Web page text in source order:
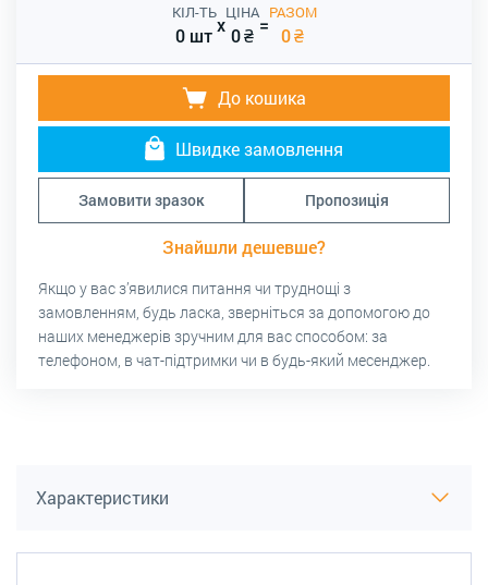
КІЛ-ТЬ
0 штx
ЦІНА
0₴ =
РАЗОМ
0₴
До кошика
Швидке замовлення
Замовити зразок Пропозиція
Знайшли дешевше?
Якщо у вас з’явилися питання чи труднощі з
замовленням, будь ласка, зверніться за допомогою до
наших менеджерів зручним для вас способом: за
телефоном, в чат-підтримки чи в будь-який месенджер.
Характеристики